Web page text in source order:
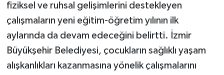
fiziksel ve ruhsal gelişimlerini destekleyen
çalışmaların yeni eğitim-öğretim yılının ilk
aylarında da devam edeceğini belirtti. İzmir
Büyükşehir Belediyesi, çocukların sağlıklı yaşam
alışkanlıkları kazanmasına yönelik çalışmalarını